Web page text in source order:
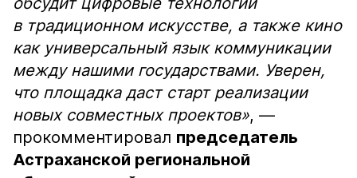
в традиционном искусстве, а также кино
как универсальный язык коммуникации
между нашими государствами. Уверен,
что площадка даст старт реализации
новых совместных проектов», —
прокомментировал председатель
Астраханской региональной